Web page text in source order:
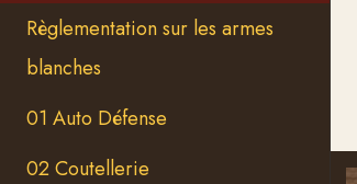
Règlementation sur les armes
blanches
01 Auto Défense
02 Coutellerie